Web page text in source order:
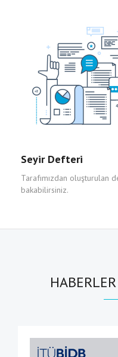
Seyir Defteri
Tarafımızdan oluşturulan
bakabilirsiniz.